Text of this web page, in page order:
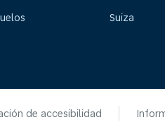
Suiza
de accesibilidad